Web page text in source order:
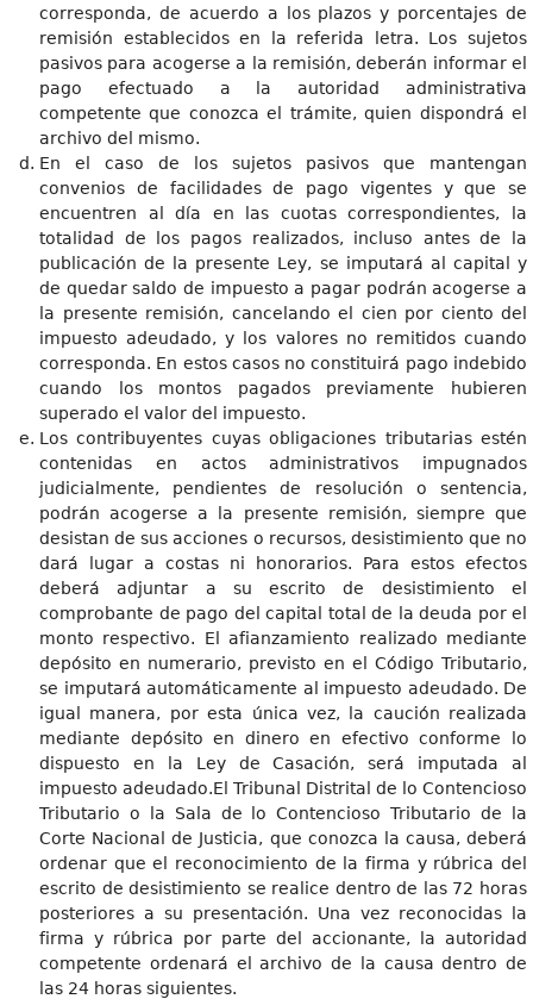
corresponda, de acuerdo a los plazos y porcentajes de
remisión establecidos en la referida letra. Los sujetos
pasivos para acogerse a la remisión, deberán informar el
pago efectuado a la autoridad administrativa
competente que conozca el trámite, quien dispondrá el
archivo del mismo.
En el caso de los sujetos pasivos que mantengan
convenios de facilidades de pago vigentes y que se
encuentren al día en las cuotas correspondientes, la
totalidad de los pagos realizados, incluso antes de la
publicación de la presente Ley, se imputará al capital y
de quedar saldo de impuesto a pagar podrán acogerse a
la presente remisión, cancelando el cien por ciento del
impuesto adeudado, y los valores no remitidos cuando
corresponda. En estos casos no constituirá pago indebido
cuando los montos pagados previamente hubieren
superado el valor del impuesto.
Los contribuyentes cuyas obligaciones tributarias estén
contenidas en actos administrativos impugnados
judicialmente, pendientes de resolución o sentencia,
podrán acogerse a la presente remisión, siempre que
desistan de sus acciones o recursos, desistimiento que no
dará lugar a costas ni honorarios. Para estos efectos
deberá adjuntar a su escrito de desistimiento el
comprobante de pago del capital total de la deuda por el
monto respectivo. El afianzamiento realizado mediante
depósito en numerario, previsto en el Código Tributario,
se imputará automáticamente al impuesto adeudado. De
igual manera, por esta única vez, la caución realizada
mediante depósito en dinero en efectivo conforme lo
dispuesto en la Ley de Casación, será imputada al
impuesto adeudado.El Tribunal Distrital de lo Contencioso
Tributario o la Sala de lo Contencioso Tributario de la
Corte Nacional de Justicia, que conozca la causa, deberá
ordenar que el reconocimiento de la firma y rúbrica del
escrito de desistimiento se realice dentro de las 72 horas
posteriores a su presentación. Una vez reconocidas la
firma y rúbrica por parte del accionante, la autoridad
competente ordenará el archivo de la causa dentro de
las 24 horas siguientes.